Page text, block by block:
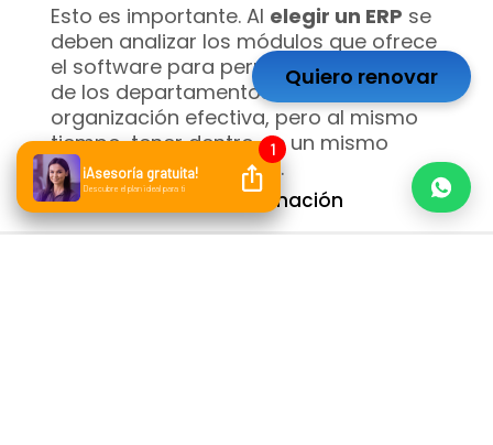
Esto es importante. Al elegir un ERP se
deben analizar los módulos que ofrece
el software para permitir a cada uno
de los departamentos una
organización efectiva, pero al mismo
tiempo, tener dentro de un mismo
sistema todo unificado.
Alojamiento de la información
Una de las tendencias dentro de los
Quiero renovar